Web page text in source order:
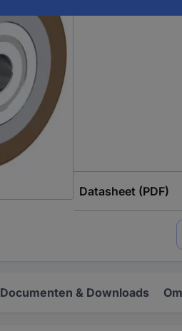
Datasheet (PDF)
Documenten & Downloads